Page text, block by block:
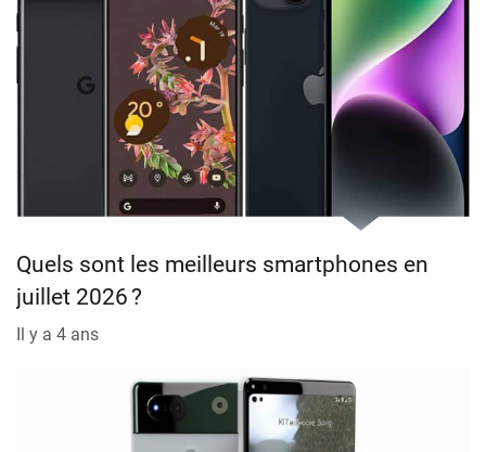
Quels sont les meilleurs smartphones en
juillet 2026 ?
Il y a 4 ans